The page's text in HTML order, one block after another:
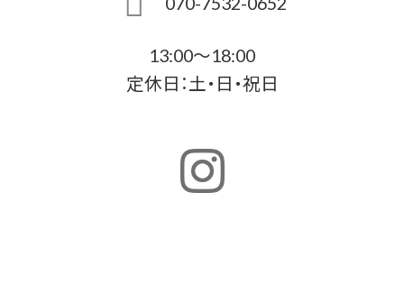
13:00〜18:00
定休日：土・日・祝日